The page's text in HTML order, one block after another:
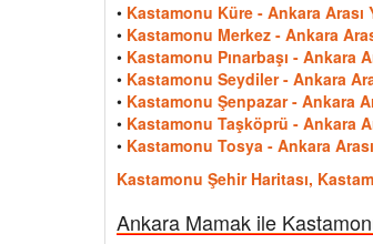
• Kastamonu Küre - Ankara Arası
• Kastamonu Merkez - Ankara
• Kastamonu Pınarbaşı - Ankara
• Kastamonu Seydiler - Ankara
• Kastamonu Şenpazar - Ankara
• Kastamonu Taşköprü - Ankara
• Kastamonu Tosya - Ankara
Kastamonu Şehir Haritası,
Ankara Mamak ile